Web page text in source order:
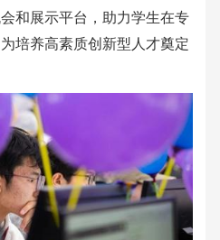
和展示平台，助力学生在专
培养高素质创新型人才奠定